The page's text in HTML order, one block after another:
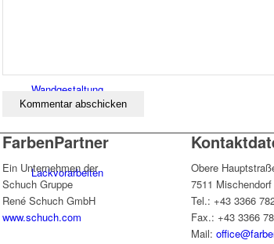
Wandgestaltung
Lackvorarbeiten
FarbenPartner
Ein Unternehmen der
Schuch Gruppe
René Schuch GmbH
www.schuch.com
Obere
7511 Mischendorf
Tel.: +43 3366
Fax.: +43 3366
Mail: